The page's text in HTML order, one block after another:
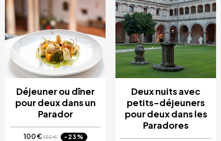
Déjeuner ou dîner
pour deux dans un
Parador
100 €130 € -23%
Deux nuits avec
petits-déjeuners
pour deux dans les
Paradores